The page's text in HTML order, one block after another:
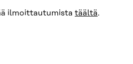
ilmoittautumista täältä.